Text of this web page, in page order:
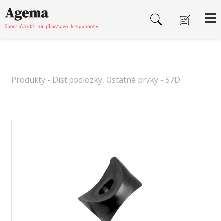
Produkty- Dist.podlozky, Ostatné prvky- 57D